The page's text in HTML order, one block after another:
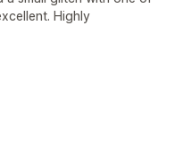
Highly